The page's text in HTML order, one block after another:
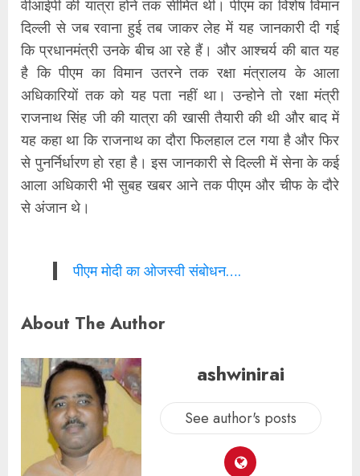
वीआईपी की यात्रा होने तक सीमित थी। पीएम का विशेष विमान
दिल्ली से जब रवाना हुई तब जाकर लेह में यह जानकारी दी गई
कि प्रधानमंत्री उनके बीच आ रहे हैं। और आश्चर्य की बात यह
है कि पीएम का विमान उतरने तक रक्षा मंत्रालय के आला
अधिकारियों तक को यह पता नहीं था। उन्होने तो रक्षा मंत्री
राजनाथ सिंह जी की यात्रा की खासी तैयारी की थी और बाद में
यह कहा था कि राजनाथ का दौरा फिलहाल टल गया है और फिर
से पुनर्निर्धारण हो रहा है। इस जानकारी से दिल्ली में सेना के कई
आला अधिकारी भी सुबह खबर आने तक पीएम और चीफ के दौरे
से अंजान थे।
पीएम मोदी का ओजस्वी संबोधन….
About The Author
ashwinirai
See author's posts